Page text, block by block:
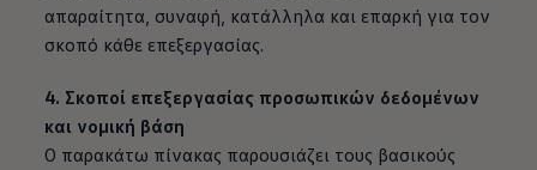
απαραίτητα, συναφή, κατάλληλα και επαρκή για τον
σκοπό κάθε επεξεργασίας.
4. Σκοποί επεξεργασίας προσωπικών δεδομένων
και νομική βάση
Ο παρακάτω πίνακας παρουσιάζει τους βασικούς